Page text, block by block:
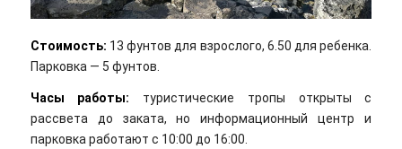
Стоимость: 13 фунтов для взрослого, 6.50 для ребенка.
Парковка — 5 фунтов.
Часы работы: туристические тропы открыты с
рассвета до заката, но информационный центр и
парковка работают с 10:00 до 16:00.